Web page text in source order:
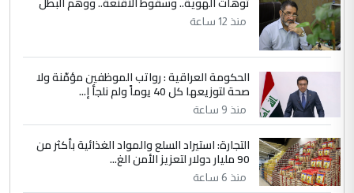
منذ 12 ساعة
الحكومة العراقية : رواتب الموظفين مؤمّنة ولا
صحة لتوزيعها كل 40 يوماً ولم نلجأ إ...
منذ 9 ساعة
التجارة: استيراد السلع والمواد الغذائية بأكثر من
90 مليار دولار لتعزيز الأمن الغ...
منذ 6 ساعة